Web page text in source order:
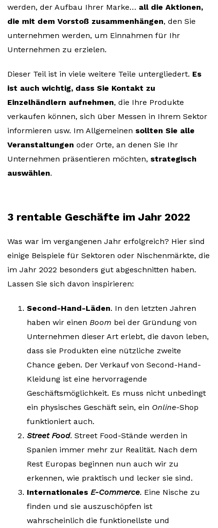
werden, der Aufbau Ihrer Marke… all die Aktionen,
die mit dem Vorstoß zusammenhängen, den Sie
unternehmen werden, um Einnahmen für Ihr
Unternehmen zu erzielen.
Dieser Teil ist in viele weitere Teile untergliedert. Es
ist auch wichtig, dass Sie Kontakt zu
Einzelhändlern aufnehmen, die Ihre Produkte
verkaufen können, sich über Messen in Ihrem Sektor
informieren usw. Im Allgemeinen sollten Sie alle
Veranstaltungen oder Orte, an denen Sie Ihr
Unternehmen präsentieren möchten, strategisch
auswählen.
3 rentable Geschäfte im Jahr 2022
Was war im vergangenen Jahr erfolgreich? Hier sind
einige Beispiele für Sektoren oder Nischenmärkte, die
im Jahr 2022 besonders gut abgeschnitten haben.
Lassen Sie sich davon inspirieren:
Second-Hand-Läden. In den letzten Jahren
haben wir einen Boom bei der Gründung von
Unternehmen dieser Art erlebt, die davon leben,
dass sie Produkten eine nützliche zweite
Chance geben. Der Verkauf von Second-Hand-
Kleidung ist eine hervorragende
Geschäftsmöglichkeit. Es muss nicht unbedingt
ein physisches Geschäft sein, ein Online-Shop
funktioniert auch.
Street Food. Street Food-Stände werden in
Spanien immer mehr zur Realität. Nach dem
Rest Europas beginnen nun auch wir zu
erkennen, wie praktisch und lecker sie sind.
Internationales E-Commerce. Eine Nische zu
finden und sie auszuschöpfen ist
wahrscheinlich die funktionellste und